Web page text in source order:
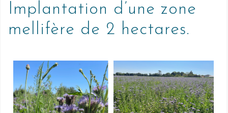
Implantation d’une zone
mellifère de 2 hectares.